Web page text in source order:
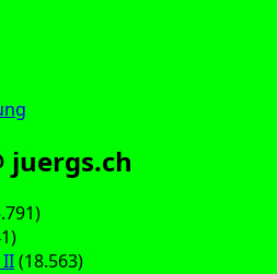
juergs.ch
II(18.563)